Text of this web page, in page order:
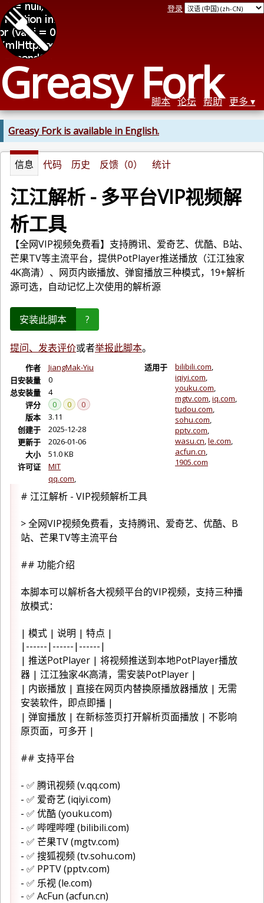
Greasy Fork
登录
脚本 论坛 帮助 更多
Greasy Fork is available in English.
信息 代码 历史 反馈（0） 统计
江江解析 - 多平台VIP视频解
析工具
【全网VIP视频免费看】支持腾讯、爱奇艺、优酷、B站、
芒果TV等主流平台，提供PotPlayer推送播放（江江独家
4K高清）、网页内嵌播放、弹窗播放三种模式，19+解析
源可选，自动记忆上次使用的解析源
安装此脚本 ?
提问、发表评价或者举报此脚本。
作者
JiangMak-Yiu
日安装量
0
总安装量
4
评分
0 0
0
版本
3.11
创建于
2025-12-28
更新于
2026-01-06
大小
51.0 KB
许可证
MIT
适用于
qq.com
bilibili.com
iqiyi.com
youku.com
mgtv.com iq.com
tudou.com
sohu.com
pptv.com
wasu.cn le.com
acfun.cn
1905.com
# 江江解析 - VIP视频解析工具
> 全网VIP视频免费看，支持腾讯、爱奇艺、优酷、B
站、芒果TV等主流平台
## 功能介绍
本脚本可以解析各大视频平台的VIP视频，支持三种播
放模式：
| 模式 | 说明 | 特点 |
|------|------|------|
| 推送PotPlayer | 将视频推送到本地PotPlayer播放
器 | 江江独家4K高清，需安装PotPlayer |
| 内嵌播放 | 直接在网页内替换原播放器播放 | 无需
安装软件，即点即播 |
| 弹窗播放 | 在新标签页打开解析页面播放 | 不影响
原页面，可多开 |
## 支持平台
- ✅ 腾讯视频 (v.qq.com)
- ✅ 爱奇艺 (iqiyi.com)
- ✅ 优酷 (youku.com)
- ✅ 哔哩哔哩 (bilibili.com)
- ✅ 芒果TV (mgtv.com)
- ✅ 搜狐视频 (tv.sohu.com)
- ✅ PPTV (pptv.com)
- ✅ 乐视 (le.com)
- ✅ AcFun (acfun.cn)